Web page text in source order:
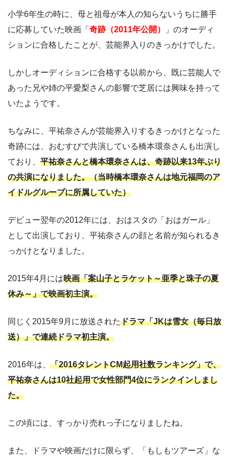
小学6年生の時に、母と祖母が本人の知らないうちに勝手
に応募していた映画「 奇跡（2011年公開）
」のオーディ
ションに合格したことが、芸能界入りのきっかけでした。
しかしオーディションに合格する以前から、既に芸能人で
あった兄や姉の平愛梨さんの影響で芝居には興味を持って
いたようです。
ちなみに、平祐奈さんが芸能界入りするきっかけとなった
奇跡には、おむすびで共演している橋本環奈さんも出演し
ており、 平祐奈さんと橋本環奈さんは、奇跡以来13年ぶり
の共演になりました。（当時橋本環奈さんは地元福岡のア
イドルグループに所属していた）
デビュー翌年の2012年には、おはスタの「おはガール」
として出演しており、平祐奈さんの顔と名前が知られるき
っかけとなりました。
2015年4月には映画「案山子とラケット～亜季と珠子の夏
休み～」で映画初主演。
同じく2015年9月に放送されたドラマ「JKは雪女（毎日放
送）」で連続ドラマ初主演。
2016年は、 「2016タレントCM起用社数ランキング」で、
平祐奈さんは10社起用で女性部門4位にランクインしまし
た。
この頃には、すっかり売れっ子になりましたね。
また、ドラマや映画だけに限らず、「もしもツアーズ」な